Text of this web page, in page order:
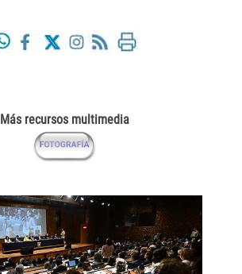
Más recursos multimedia